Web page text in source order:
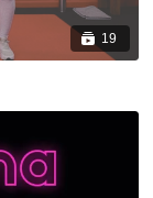
19